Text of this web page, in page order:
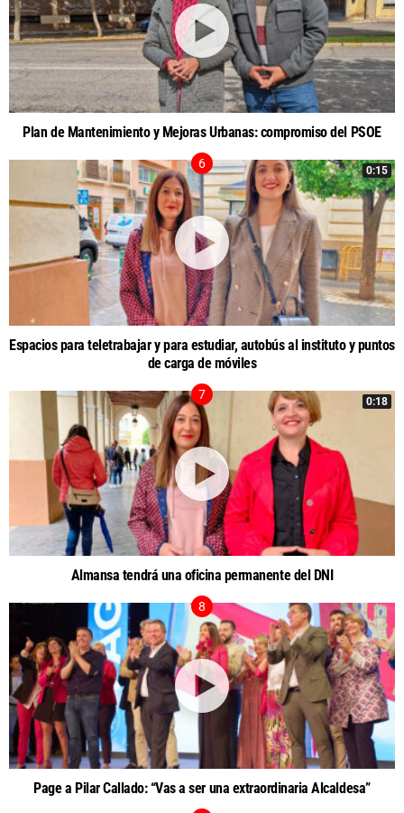
Plan de Mantenimiento y Mejoras Urbanas: compromiso del PSOE
0:15
Espacios para teletrabajar y para estudiar, autobús al instituto y puntos
de carga de móviles
0:18
Almansa tendrá una oficina permanente del DNI
Page a Pilar Callado: “Vas a ser una extraordinaria Alcaldesa”